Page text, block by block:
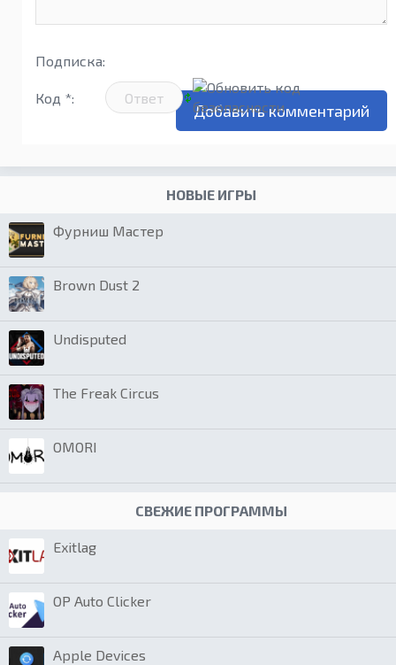
Подписка:
Код *:
НОВЫЕ ИГРЫ
Фурниш Мастер
Brown Dust 2
Undisputed
The Freak Circus
OMORI
СВЕЖИЕ ПРОГРАММЫ
Exitlag
OP Auto Clicker
Apple Devices